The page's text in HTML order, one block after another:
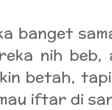
banget
nih beb,
betah,
iftar di